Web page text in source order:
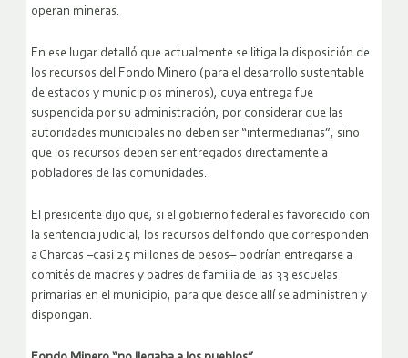
operan mineras.
En ese lugar detalló que actualmente se litiga la disposición de
los recursos del Fondo Minero (para el desarrollo sustentable
de estados y municipios mineros), cuya entrega fue
suspendida por su administración, por considerar que las
autoridades municipales no deben ser “intermediarias”, sino
que los recursos deben ser entregados directamente a
pobladores de las comunidades.
El presidente dijo que, si el gobierno federal es favorecido con
la sentencia judicial, los recursos del fondo que corresponden
a Charcas –casi 25 millones de pesos– podrían entregarse a
comités de madres y padres de familia de las 33 escuelas
primarias en el municipio, para que desde allí se administren y
dispongan.